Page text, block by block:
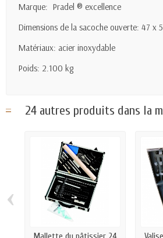
Marque: Pradel ® excellence
Dimensions de la sacoche ouverte: 47 x
Matériaux: acier inoxydable
Poids: 2.100 kg
24 autres produits dans la
‹